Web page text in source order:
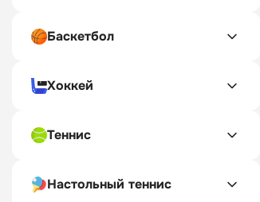
Баскетбол
Хоккей
Теннис
Настольный теннис